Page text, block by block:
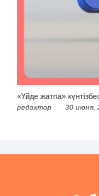
«Үйде жатпа»
редактор 30 июня,